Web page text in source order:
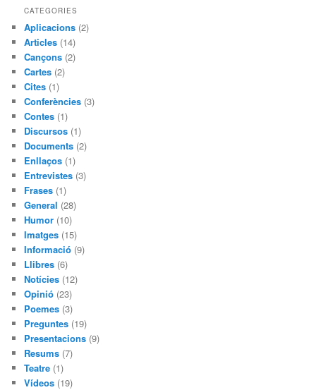
c
CATEGORIES
Aplicacions (2)
Articles (14)
Cançons (2)
Cartes (2)
Cites (1)
Conferències (3)
Contes (1)
Discursos (1)
Documents (2)
Enllaços (1)
Entrevistes (3)
Frases (1)
General (28)
Humor (10)
Imatges (15)
Informació (9)
Llibres (6)
Notícies (12)
Opinió (23)
Poemes (3)
Preguntes (19)
Presentacions (9)
Resums (7)
Teatre (1)
Vídeos (19)